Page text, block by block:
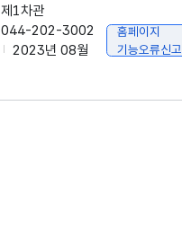
제1차관
044-202-3002
2023년 08월
홈페이지
기능오류신고